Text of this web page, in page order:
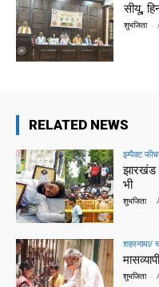
सीयू,
शुभजिता -
RELATED NEWS
इम्पैक्ट
झारखंड
भी
शुभजिता -
शहरनामा/
शुभजिता -